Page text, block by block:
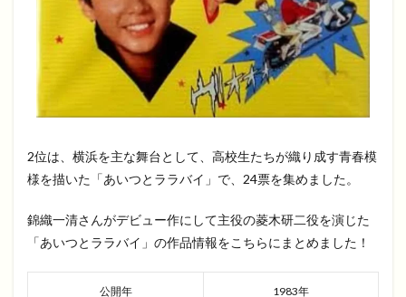
2位は、横浜を主な舞台として、高校生たちが織り成す青春模
様を描いた「あいつとララバイ」で、24票を集めました。
錦織一清さんがデビュー作にして主役の菱木研二役を演じた
「あいつとララバイ」の作品情報をこちらにまとめました！
公開年 1983年